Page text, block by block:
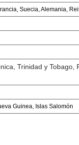
Suecia, Alemania,
Trinidad y
Guinea, Islas Salomón